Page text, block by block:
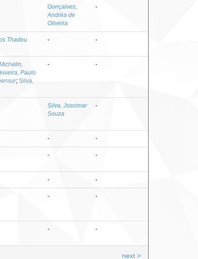
Gonçalves,
Andréa de
Oliveira
-
Thadeu
- -
Paulo
; Silva,
- -
Silva, Joscimar
Souza
-
- -
- -
- -
- -
- -
next >